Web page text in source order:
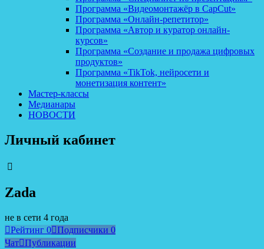
Программа «Видеомонтажёр в CapCut»
Программа «Онлайн-репетитор»
Программа «Автор и куратор онлайн-
курсов»
Программа «Создание и продажа цифровых
продуктов»
Программа «TikTok, нейросети и
монетизация контент»
Мастер-классы
Медианары
НОВОСТИ
Личный кабинет
Zada
не в сети 4 года
Рейтинг 0 Подписчики 0
Чат Публикации